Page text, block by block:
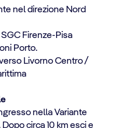
nel direzione Nord
Firenze-Pisa
Porto.
Livorno Centro /
nella Variante
circa 10 km esci e